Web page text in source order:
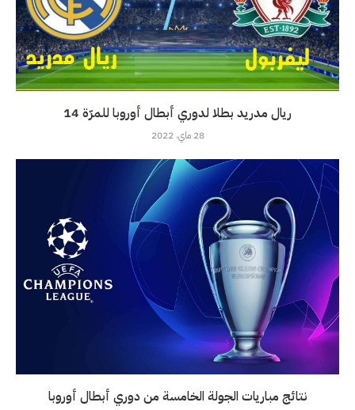
ريال مدريد بطلا لدوري أبطال أوروبا للمرّة 14
28 ماي، 2022
نتائج مباريات الجولة الخامسة من دوري أبطال أوروبا